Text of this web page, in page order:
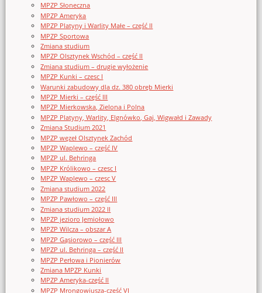
MPZP Słoneczna
MPZP Ameryka
MPZP Platyny i Warlity Małe – część II
MPZP Sportowa
Zmiana studium
MPZP Olsztynek Wschód – część II
Zmiana studium – drugie wyłożenie
MPZP Kunki – czesc I
Warunki zabudowy dla dz. 380 obręb Mierki
MPZP Mierki – część III
MPZP Mierkowska, Zielona i Polna
MPZP Platyny, Warlity, Elgnówko, Gaj, Wigwałd i Zawady
Zmiana Studium 2021
MPZP węzeł Olsztynek Zachód
MPZP Waplewo – część IV
MPZP ul. Behringa
MPZP Królikowo – czesc I
MPZP Waplewo – czesc V
Zmiana studium 2022
MPZP Pawłowo – część III
Zmiana studium 2022 II
MPZP jezioro Jemiołowo
MPZP Wilcza – obszar A
MPZP Gąsiorowo – część III
MPZP ul. Behringa – część II
MPZP Perłowa i Pionierów
Zmiana MPZP Kunki
MPZP Ameryka-część II
MPZP Mrongowiusza-część VI